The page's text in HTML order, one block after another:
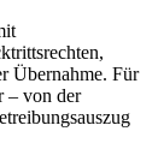
Übernahme. Für
– von der